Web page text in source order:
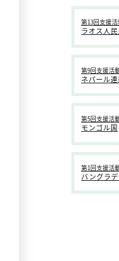
第13回支援
ラオス人
第9回支援活
ネパール
第5回支援活
モンゴル国
第1回支援活
バングラ